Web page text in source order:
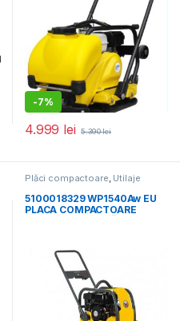
-7%
4.999 lei 5.390lei
Plăci compactoare, Utilaje
5100018329 WP1540Aw EU
PLACA COMPACTOARE
REZERVOR DE APA